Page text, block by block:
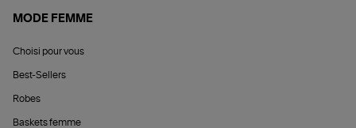
MODE FEMME
Choisi pour vous
Best-Sellers
Robes
Baskets femme